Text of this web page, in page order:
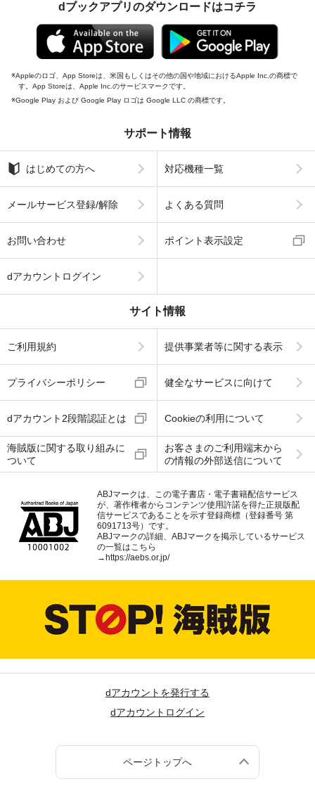
dブックアプリのダウンロードはコチラ
Appleのロゴ、App Storeは、米国もしくはその他の国や地域におけるApple Inc.の商標で
す。App Storeは、Apple Inc.のサービスマークです。
Google Play および Google Play ロゴは Google LLC の商標です。
サポート情報
はじめての方へ 対応機種一覧
メールサービス登録/解除 よくある質問
お問い合わせ ポイント表示設定
dアカウントログイン
サイト情報
ご利用規約 提供事業者等に関する表示
プライバシーポリシー 健全なサービスに向けて
dアカウント2段階認証とは Cookieの利用について
海賊版に関する取り組みに
ついて
お客さまのご利用端末から
の情報の外部送信について
ABJマークは、この電子書店・電子書籍配信サービス
が、著作権者からコンテンツ使用許諾を得た正規版配
信サービスであることを示す登録商標（登録番号 第
6091713号）です。
ABJマークの詳細、ABJマークを掲示しているサービス
の一覧はこちら
→https://aebs.or.jp/
dアカウントを発行する
dアカウントログイン
ページトップへ